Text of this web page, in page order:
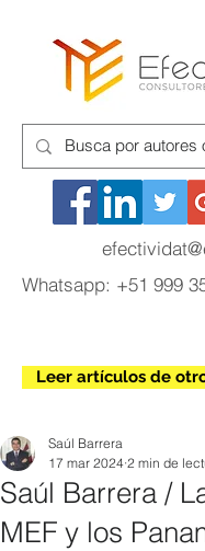
Whatsapp: +51 999
Leer artículos de
Saúl Barrera /
MEF y los
Saúl Barrera
17 mar 2024 2 min de